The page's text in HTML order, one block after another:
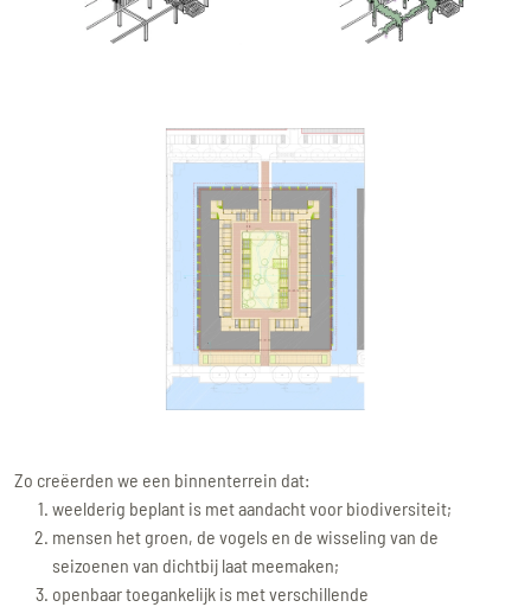
Zo creëerden we een binnenterrein dat:
weelderig beplant is met aandacht voor biodiversiteit;
mensen het groen, de vogels en de wisseling van de
seizoenen van dichtbij laat meemaken;
openbaar toegankelijk is met verschillende